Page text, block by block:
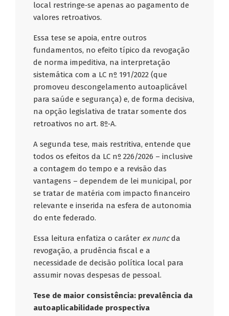
local restringe‑se apenas ao pagamento de
valores retroativos.
Essa tese se apoia, entre outros
fundamentos, no efeito típico da revogação
de norma impeditiva, na interpretação
sistemática com a LC nº 191/2022 (que
promoveu descongelamento autoaplicável
para saúde e segurança) e, de forma decisiva,
na opção legislativa de tratar somente dos
retroativos no art. 8º‑A.
A segunda tese, mais restritiva, entende que
todos os efeitos da LC nº 226/2026 – inclusive
a contagem do tempo e a revisão das
vantagens – dependem de lei municipal, por
se tratar de matéria com impacto financeiro
relevante e inserida na esfera de autonomia
do ente federado.
Essa leitura enfatiza o caráter ex nuncda
revogação, a prudência fiscal e a
necessidade de decisão política local para
assumir novas despesas de pessoal.
Tese de maior consistência: prevalência da
autoaplicabilidade prospectiva